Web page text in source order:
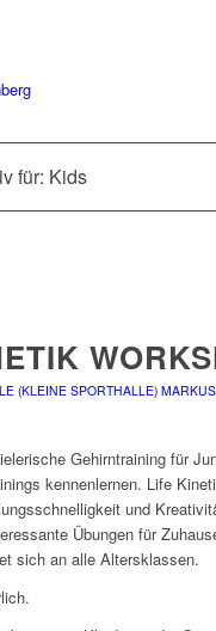
für: Kids
(KLEINE SPORTHALLE)
Gehirntraining für
kennenlernen. Life
und
Übungen für
sich an alle Altersklassen.